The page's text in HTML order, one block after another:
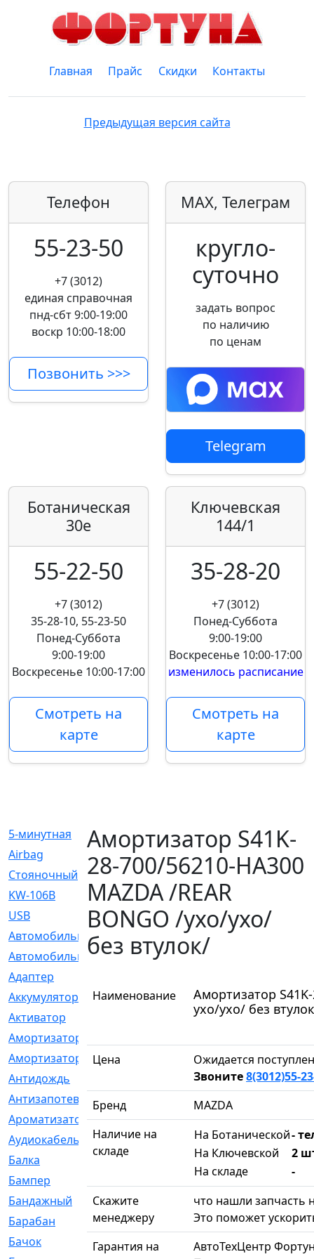
Главная Прайс Скидки Контакты
Предыдущая версия сайта
Телефон
55-23-50
+7 (3012)
единая справочная
пнд-сбт 9:00-19:00
воскр 10:00-18:00
Позвонить >>>
MAX, Телеграм
кругло­
суточно
задать вопрос
по наличию
по ценам
Telegram
Ботаническая
30е
55-22-50
+7 (3012)
35-28-10, 55-23-50
Понед-Суббота
9:00-19:00
Воскресенье 10:00-17:00
Смотреть на
карте
Ключевская
144/1
35-28-20
+7 (3012)
Понед-Суббота
9:00-19:00
Воскресенье 10:00-17:00
изменилось расписание
Смотреть на
карте
5-минутная
[1]
Airbag
[18]
Cтояночный
[1]
KW-106B
[0]
USB
[6]
Автомобильное
Автомобильный
[6]
Адаптер
Аккумулятор
[2]
Активатор
Амортизатор
Амортизаторы
Антидождь
Антизапотеватель
Ароматизатор
[35]
Аудиокабель
[2]
Балка
[58]
Бампер
Бандажный
[6]
Барабан
[5]
Бачок
[40]
Амортизатор S41K-
28-700/56210-HA300
MAZDA /REAR
BONGO /ухо/ухо/
без втулок/
Наименование
Амортизатор
ухо/ухо/ без
Цена
Ожидается
Звоните8(3012)55-
Бренд
MAZDA
Наличие на
складе
На Ботанической-
На Ключевской
2
На складе
-
Скажите
менеджеру
что нашли запчасть
Это поможет
Гарантия на
АвтоТехЦентр